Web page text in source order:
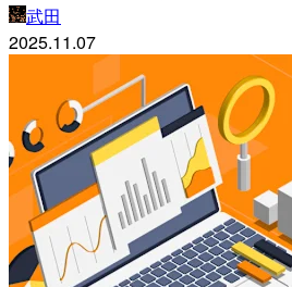
武田
2025.11.07